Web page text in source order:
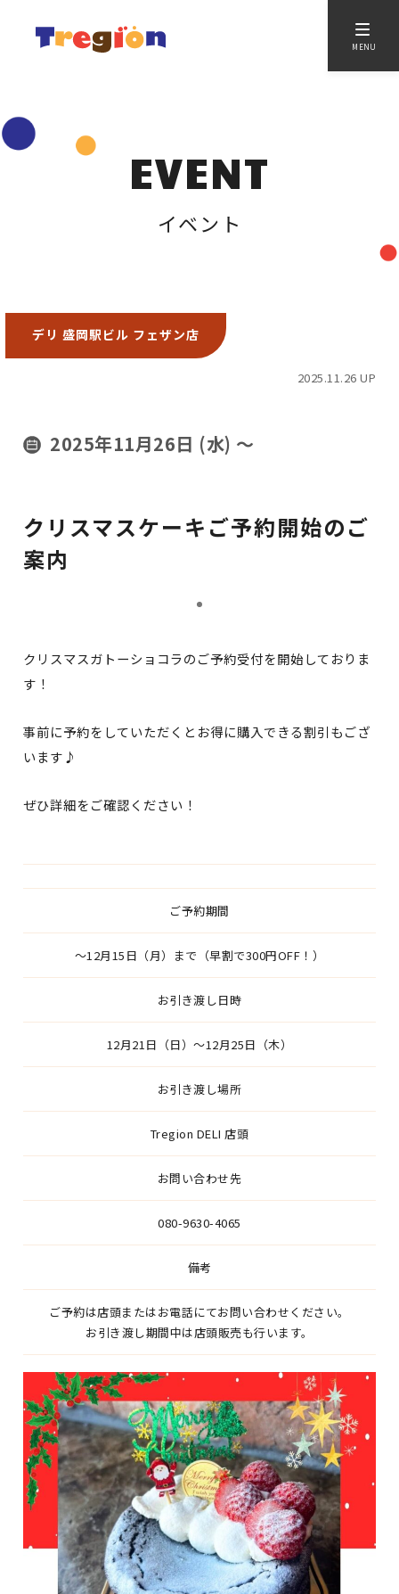
MENU
EVENT
イベント
デリ 盛岡駅ビル フェザン店
2025.11.26 UP
2025年11月26日 (水) 〜
クリスマスケーキご予約開始のご
案内
クリスマスガトーショコラのご予約受付を開始しておりま
す！
事前に予約をしていただくとお得に購入できる割引もござ
います♪
ぜひ詳細をご確認ください！
ご予約期間
〜12月15日（月）まで（早割で300円OFF！）
お引き渡し日時
12月21日（日）〜12月25日（木）
お引き渡し場所
Tregion DELI 店頭
お問い合わせ先
080-9630-4065
備考
ご予約は店頭またはお電話にてお問い合わせください。
お引き渡し期間中は店頭販売も行います。